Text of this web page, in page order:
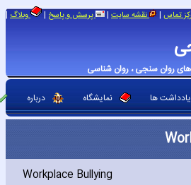
روان سنجی ، روان شناسی
تماس | نقشه سایت | پرسش و پاسخ | وبلاگ |
یادداشت ها نمایشگاه درباره
Workplace Bullying